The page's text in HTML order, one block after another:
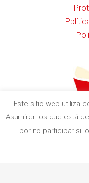
c.
Este sitio web utiliza
Asumiremos que está
por no participar si